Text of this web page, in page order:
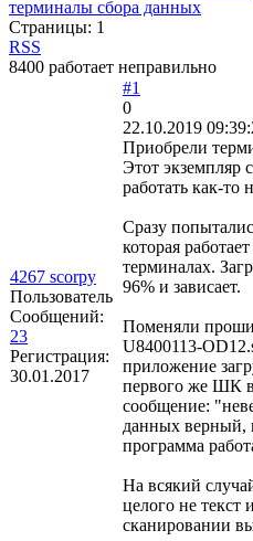
терминалы сбора данных
Страницы: 1
RSS
8400 работает неправильно
4267 scorpy
Пользователь
Сообщений:
23
Регистрация:
30.01.2017
#1
0
22.10.2019
Приобрели
Этот экземпляр
работать как-то
Сразу
которая
терминалах.
96% и зависает.
Поменяли
U8400113-
приложение
первого же ШК
сообщение:
данных верный,
программа
На всякий
целого не текст
сканировании